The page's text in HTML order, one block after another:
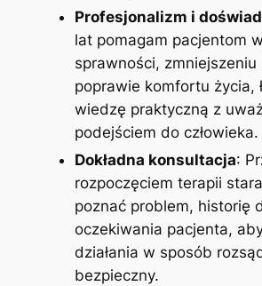
Profesjonalizm i
lat pomagam pacjentom
sprawności, zmniejszeniu
poprawie komfortu życia,
wiedzę praktyczną z
podejściem do człowieka.
Dokładna konsultacja:
rozpoczęciem terapii
poznać problem, historię
oczekiwania pacjenta,
działania w sposób
bezpieczny.